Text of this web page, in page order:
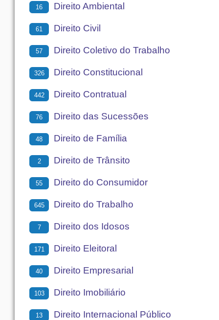
16 Direito Ambiental
61 Direito Civil
57 Direito Coletivo do Trabalho
326 Direito Constitucional
442 Direito Contratual
76 Direito das Sucessões
48 Direito de Família
2 Direito de Trânsito
55 Direito do Consumidor
645 Direito do Trabalho
7 Direito dos Idosos
171 Direito Eleitoral
40 Direito Empresarial
103 Direito Imobiliário
13 Direito Internacional Público